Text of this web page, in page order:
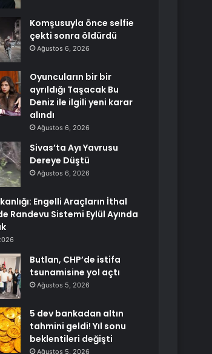
Komşusuyla önce selfie
çekti sonra öldürdü
Ağustos 6, 2026
Oyuncuların bir bir
ayrıldığı Taşacak Bu
Deniz ile ilgili yeni karar
alındı
Ağustos 6, 2026
Sivas’ta Ayı Yavrusu
Dereye Düştü
Ağustos 6, 2026
Engelli Araçların İthal
Randevu Sistemi Eylül Ayında
Butlan, CHP’de istifa
tsunamisine yol açtı
Ağustos 5, 2026
5 dev bankadan altın
tahmini geldi! Yıl sonu
beklentileri değişti
Ağustos 5, 2026